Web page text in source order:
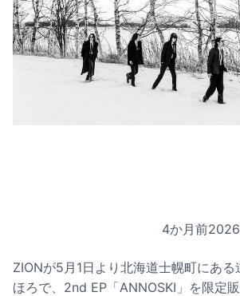
4か月前
ZIONが5月1日より北海道士幌町にある
ほろで、2nd EP「ANNOSKI」を限定販